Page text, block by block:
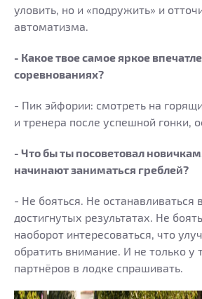
уловить, но и «подружить» и
автоматизма.
- Какое твое самое яркое
соревнованиях?
- Пик эйфории: смотреть на
и тренера после успешной гонки,
- Что бы ты посоветовал
начинают заниматься греблей?
- Не бояться. Не останавливаться
достигнутых результатах. Не
наоборот интересоваться, что
обратить внимание. И не только у
партнёров в лодке спрашивать.